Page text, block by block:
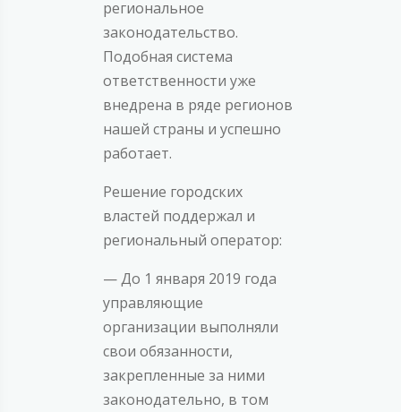
региональное
законодательство.
Подобная система
ответственности уже
внедрена в ряде регионов
нашей страны и успешно
работает.
Решение городских
властей поддержал и
региональный оператор:
— До 1 января 2019 года
управляющие
организации выполняли
свои обязанности,
закрепленные за ними
законодательно, в том